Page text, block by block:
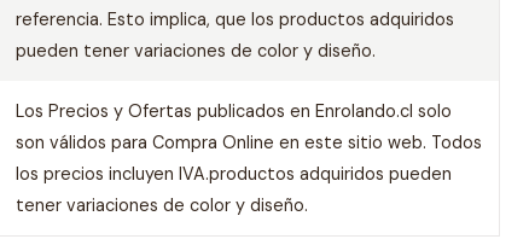
referencia. Esto implica, que los productos adquiridos
pueden tener variaciones de color y diseño.
Los Precios y Ofertas publicados en Enrolando.cl solo
son válidos para Compra Online en este sitio web. Todos
los precios incluyen IVA.productos adquiridos pueden
tener variaciones de color y diseño.